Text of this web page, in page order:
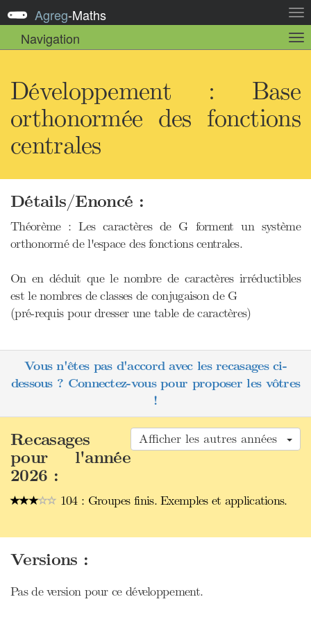
la
Agreg-Maths
Navigation
la
Développement : Base
orthonormée des fonctions
centrales
Détails/Enoncé :
Théorème : Les caractères de G forment un système
orthonormé de l'espace des fonctions centrales.
On en déduit que le nombre de caractères irréductibles
est le nombres de classes de conjugaison de G
(pré-requis pour dresser une table de caractères)
Vous n'êtes pas d'accord avec les recasages ci-
dessous ? Connectez-vous pour proposer les vôtres
!
Afficher les autres années
Recasages
pour l'année
2026 :
104 : Groupes finis. Exemples et applications.
Versions :
Pas de version pour ce développement.